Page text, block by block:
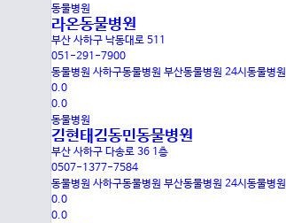
동물병원
라온동물병원
부산 사하구 낙동대로 511
051-291-7900
동물병원 사하구동물병원 부산동물병원 24시동물병원
0.0
0.0
동물병원
김현태김동민동물병원
부산 사하구 다송로 36 1층
0507-1377-7584
동물병원 사하구동물병원 부산동물병원 24시동물병원
0.0
0.0